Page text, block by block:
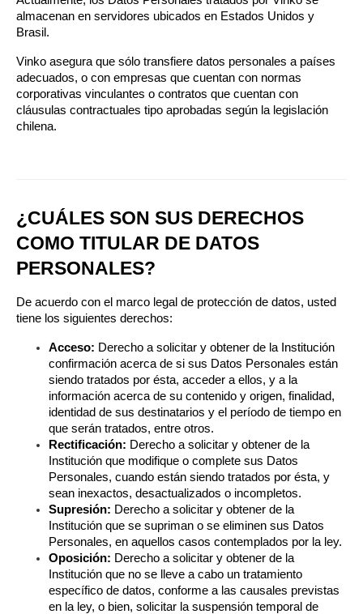
almacenan en servidores ubicados en Estados Unidos y
Brasil.
Vinko asegura que sólo transfiere datos personales a países
adecuados, o con empresas que cuentan con normas
corporativas vinculantes o contratos que cuentan con
cláusulas contractuales tipo aprobadas según la legislación
chilena.
¿CUÁLES SON SUS DERECHOS
COMO TITULAR DE DATOS
PERSONALES?
De acuerdo con el marco legal de protección de datos, usted
tiene los siguientes derechos:
Acceso: Derecho a solicitar y obtener de la Institución
confirmación acerca de si sus Datos Personales están
siendo tratados por ésta, acceder a ellos, y a la
información acerca de su contenido y origen, finalidad,
identidad de sus destinatarios y el período de tiempo en
que serán tratados, entre otros.
Rectificación: Derecho a solicitar y obtener de la
Institución que modifique o complete sus Datos
Personales, cuando están siendo tratados por ésta, y
sean inexactos, desactualizados o incompletos.
Supresión: Derecho a solicitar y obtener de la
Institución que se supriman o se eliminen sus Datos
Personales, en aquellos casos contemplados por la ley.
Oposición: Derecho a solicitar y obtener de la
Institución que no se lleve a cabo un tratamiento
específico de datos, conforme a las causales previstas
en la ley, o bien, solicitar la suspensión temporal de